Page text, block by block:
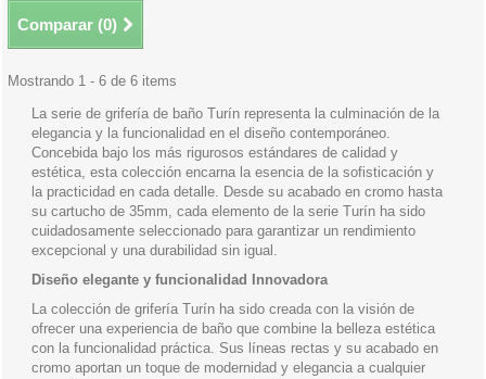
Comparar (0)
Mostrando 1 - 6 de 6 items
La serie de grifería de baño Turín representa la culminación de la
elegancia y la funcionalidad en el diseño contemporáneo.
Concebida bajo los más rigurosos estándares de calidad y
estética, esta colección encarna la esencia de la sofisticación y
la practicidad en cada detalle. Desde su acabado en cromo hasta
su cartucho de 35mm, cada elemento de la serie Turín ha sido
cuidadosamente seleccionado para garantizar un rendimiento
excepcional y una durabilidad sin igual.
Diseño elegante y funcionalidad Innovadora
La colección de grifería Turín ha sido creada con la visión de
ofrecer una experiencia de baño que combine la belleza estética
con la funcionalidad práctica. Sus líneas rectas y su acabado en
cromo aportan un toque de modernidad y elegancia a cualquier